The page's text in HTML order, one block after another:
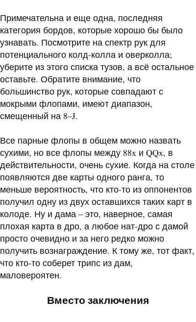
Примечательна и еще одна, последняя
категория бордов, которые хорошо бы было
узнавать. Посмотрите на спектр рук для
потенциального колд-колла и оверколла;
уберите из этого списка тузов, а всё остальное
оставьте. Обратите внимание, что
большинство рук, которые совпадают с
мокрыми флопами, имеют диапазон,
смещенный на 8–J.
Все парные флопы в общем можно назвать
сухими, но все флопы между 88x и QQx, в
действительности, очень сухие. Когда на столе
появляются две карты одного ранга, то
меньше вероятность, что кто-то из оппонентов
получил одну из двух оставшихся таких карт в
колоде. Ну и дама – это, наверное, самая
плохая карта в дро, а любое нат-дро с дамой
просто очевидно и за него редко можно
получить вознаграждение. К тому же, тот факт,
что кто-то соберет трипс из дам,
маловероятен.
Вместо заключения